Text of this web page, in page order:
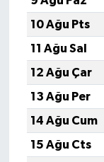
10 Ağu Pts
11 Ağu Sal
12 Ağu Çar
13 Ağu Per
14 Ağu Cum
15 Ağu Cts